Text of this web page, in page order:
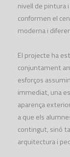
nivell de pintura
conformen el
moderna i
El projecte ha
conjuntament
esforços
immediat, una
aparença
a que els
contingut, sinó
arquitectura i